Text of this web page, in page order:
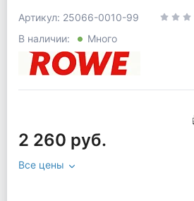
Артикул: 25066-0010-99
В наличии:
Много
2 260 руб.
Все цены